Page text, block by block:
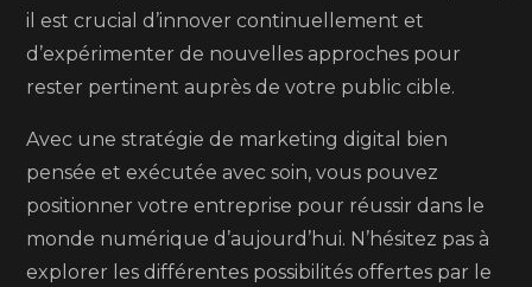
il est crucial d’innover continuellement et
d’expérimenter de nouvelles approches pour
rester pertinent auprès de votre public cible.
Avec une stratégie de marketing digital bien
pensée et exécutée avec soin, vous pouvez
positionner votre entreprise pour réussir dans le
monde numérique d’aujourd’hui. N’hésitez pas à
explorer les différentes possibilités offertes par le